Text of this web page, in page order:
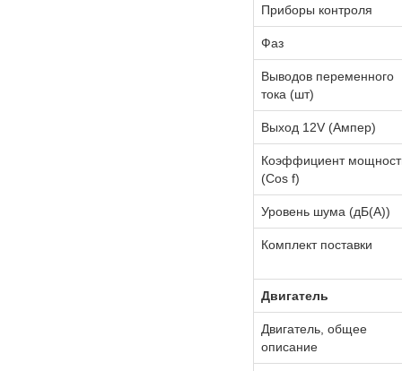
Приборы контроля
Фаз
Выводов переменного
тока (шт)
Выход 12V (Ампер)
Коэффициент
(Cos f)
Уровень шума (дБ(А))
Комплект поставки
Двигатель
Двигатель, общее
описание